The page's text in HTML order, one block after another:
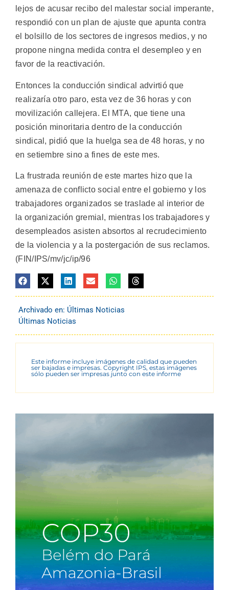
lejos de acusar recibo del malestar social imperante,
respondió con un plan de ajuste que apunta contra
el bolsillo de los sectores de ingresos medios, y no
propone ningna medida contra el desempleo y en
favor de la reactivación.
Entonces la conducción sindical advirtió que
realizaría otro paro, esta vez de 36 horas y con
movilización callejera. El MTA, que tiene una
posición minoritaria dentro de la conducción
sindical, pidió que la huelga sea de 48 horas, y no
en setiembre sino a fines de este mes.
La frustrada reunión de este martes hizo que la
amenaza de conflicto social entre el gobierno y los
trabajadores organizados se traslade al interior de
la organización gremial, mientras los trabajadores y
desempleados asisten absortos al recrudecimiento
de la violencia y a la postergación de sus reclamos.
(FIN/IPS/mv/jc/ip/96
Archivado en: Últimas Noticias
Últimas Noticias
Este informe incluye imágenes de calidad que pueden
ser bajadas e impresas. Copyright IPS, estas imágenes
sólo pueden ser impresas junto con este informe